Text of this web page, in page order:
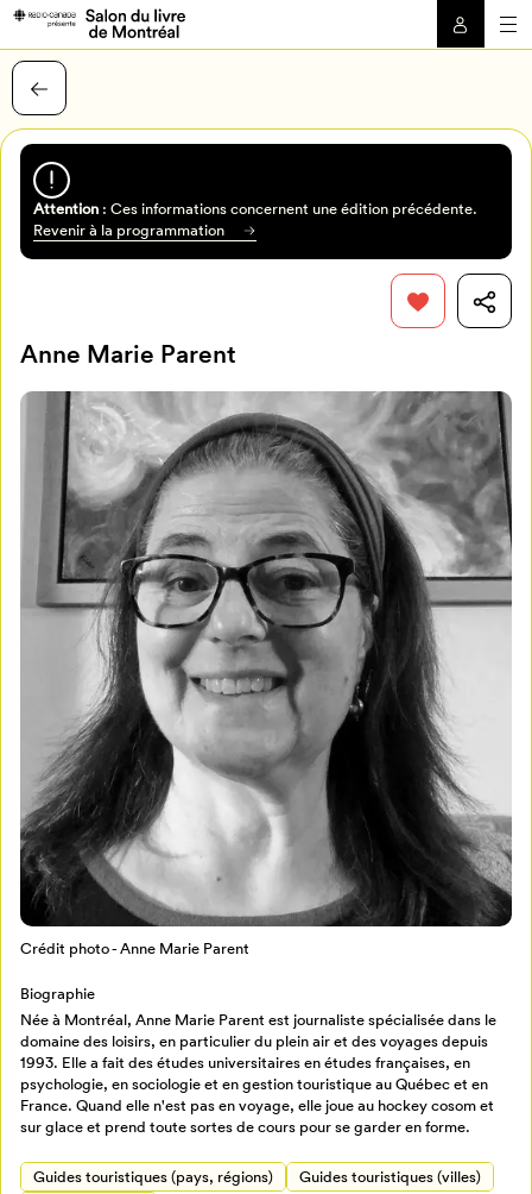
Mon Salon
Programmation
Billetterie
Retour à l’accueil
Attention: Ces informations concernent une édition précédente.
Revenir à la programmation
Anne Marie Parent
Crédit photo - Anne Marie Parent
Biographie
Née à Montréal, Anne Marie Parent est journaliste spécialisée dans le
domaine des loisirs, en particulier du plein air et des voyages depuis
1993. Elle a fait des études universitaires en études françaises, en
psychologie, en sociologie et en gestion touristique au Québec et en
France. Quand elle n'est pas en voyage, elle joue au hockey cosom et
sur glace et prend toute sortes de cours pour se garder en forme.
Guides touristiques (pays, régions)
Guides touristiques (villes)
Pour enregistrer vos favoris,
connectez-vous ou créez votre profil
Mon Salon
Créer un profil
Annuler